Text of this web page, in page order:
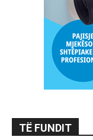
TË FUNDIT